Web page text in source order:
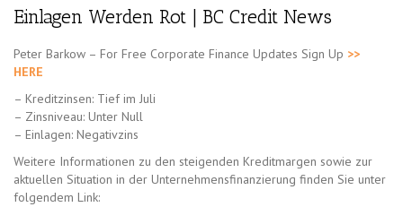
Einlagen Werden Rot | BC Credit News
Peter Barkow – For Free Corporate Finance Updates Sign Up >>
HERE
– Kreditzinsen: Tief im Juli
– Zinsniveau: Unter Null
– Einlagen: Negativzins
Weitere Informationen zu den steigenden Kreditmargen sowie zur
aktuellen Situation in der Unternehmensfinanzierung finden Sie unter
folgendem Link: